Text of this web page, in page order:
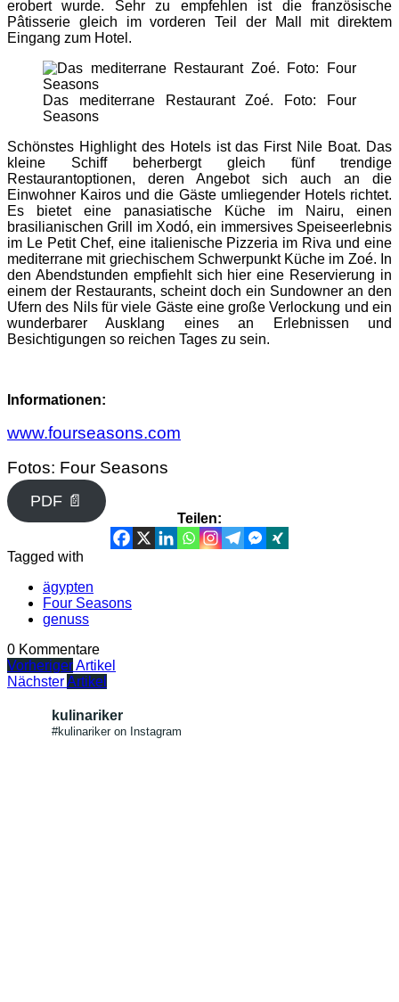
erobert wurde. Sehr zu empfehlen ist die französische
Pâtisserie gleich im vorderen Teil der Mall mit direktem
Eingang zum Hotel.
Das mediterrane Restaurant Zoé. Foto: Four
Seasons
Schönstes Highlight des Hotels ist das First Nile Boat. Das
kleine Schiff beherbergt gleich fünf trendige
Restaurantoptionen, deren Angebot sich auch an die
Einwohner Kairos und die Gäste umliegender Hotels richtet.
Es bietet eine panasiatische Küche im Nairu, einen
brasilianischen Grill im Xodó, ein immersives Speiseerlebnis
im Le Petit Chef, eine italienische Pizzeria im Riva und eine
mediterrane mit griechischem Schwerpunkt Küche im Zoé. In
den Abendstunden empfiehlt sich hier eine Reservierung in
einem der Restaurants, scheint doch ein Sundowner an den
Ufern des Nils für viele Gäste eine große Verlockung und ein
wunderbarer Ausklang eines an Erlebnissen und
Besichtigungen so reichen Tages zu sein.
Informationen:
www.fourseasons.com
Fotos: Four Seasons
PDF 📄
Teilen:
Tagged with
ägypten
Four Seasons
genuss
0 Kommentare
VorherigerArtikel
NächsterArtikel
kulinariker
#kulinariker on Instagram